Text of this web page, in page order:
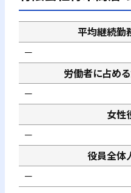
平均継続勤
－
労働者に占め
－
女性
－
役員全体
－